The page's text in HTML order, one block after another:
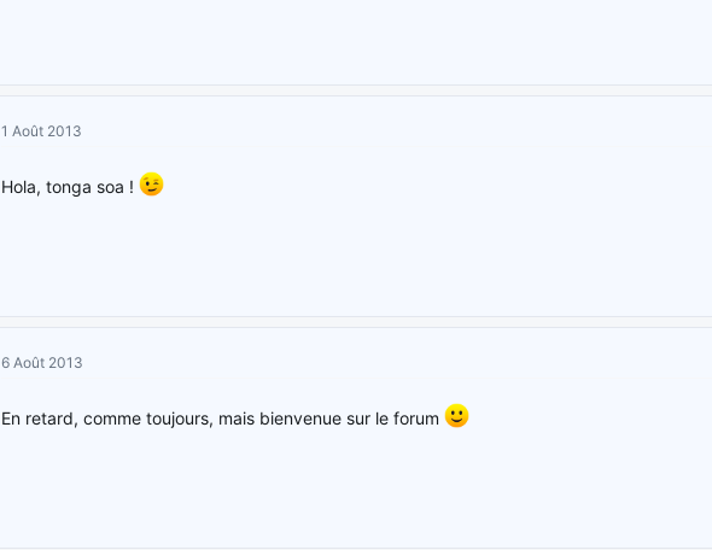
1 Août 2013
Hola, tonga soa !
6 Août 2013
En retard, comme toujours, mais bienvenue sur le forum